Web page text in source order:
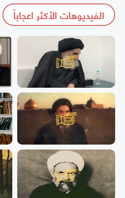
الفيديوهات الأكثر اعجاباً